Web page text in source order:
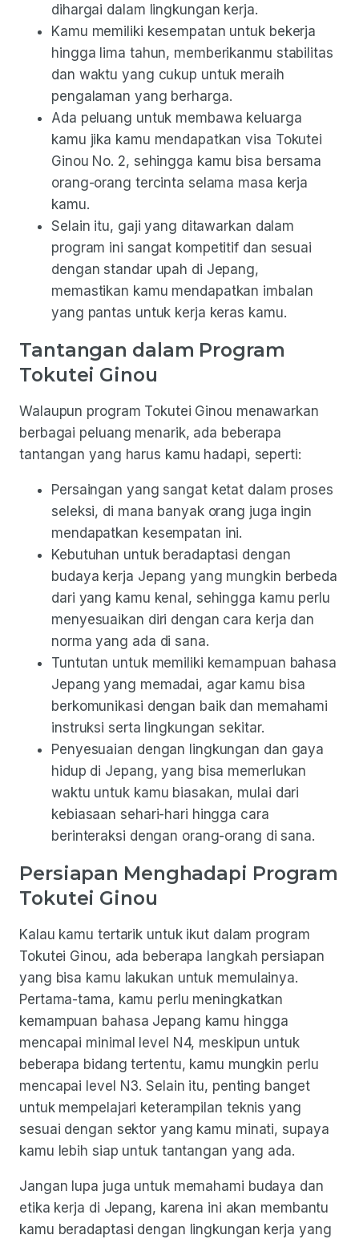
dihargai dalam lingkungan kerja.
Kamu memiliki kesempatan untuk bekerja
hingga lima tahun, memberikanmu stabilitas
dan waktu yang cukup untuk meraih
pengalaman yang berharga.
Ada peluang untuk membawa keluarga
kamu jika kamu mendapatkan visa Tokutei
Ginou No. 2, sehingga kamu bisa bersama
orang-orang tercinta selama masa kerja
kamu.
Selain itu, gaji yang ditawarkan dalam
program ini sangat kompetitif dan sesuai
dengan standar upah di Jepang,
memastikan kamu mendapatkan imbalan
yang pantas untuk kerja keras kamu.
Tantangan dalam Program
Tokutei Ginou
Walaupun program Tokutei Ginou menawarkan
berbagai peluang menarik, ada beberapa
tantangan yang harus kamu hadapi, seperti:
Persaingan yang sangat ketat dalam proses
seleksi, di mana banyak orang juga ingin
mendapatkan kesempatan ini.
Kebutuhan untuk beradaptasi dengan
budaya kerja Jepang yang mungkin berbeda
dari yang kamu kenal, sehingga kamu perlu
menyesuaikan diri dengan cara kerja dan
norma yang ada di sana.
Tuntutan untuk memiliki kemampuan bahasa
Jepang yang memadai, agar kamu bisa
berkomunikasi dengan baik dan memahami
instruksi serta lingkungan sekitar.
Penyesuaian dengan lingkungan dan gaya
hidup di Jepang, yang bisa memerlukan
waktu untuk kamu biasakan, mulai dari
kebiasaan sehari-hari hingga cara
berinteraksi dengan orang-orang di sana.
Persiapan Menghadapi Program
Tokutei Ginou
Kalau kamu tertarik untuk ikut dalam program
Tokutei Ginou, ada beberapa langkah persiapan
yang bisa kamu lakukan untuk memulainya.
Pertama-tama, kamu perlu meningkatkan
kemampuan bahasa Jepang kamu hingga
mencapai minimal level N4, meskipun untuk
beberapa bidang tertentu, kamu mungkin perlu
mencapai level N3. Selain itu, penting banget
untuk mempelajari keterampilan teknis yang
sesuai dengan sektor yang kamu minati, supaya
kamu lebih siap untuk tantangan yang ada.
Jangan lupa juga untuk memahami budaya dan
etika kerja di Jepang, karena ini akan membantu
kamu beradaptasi dengan lingkungan kerja yang